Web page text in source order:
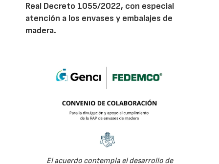
Real Decreto 1055/2022, con especial
atención a los envases y embalajes de
madera.
El acuerdo contempla el desarrollo de